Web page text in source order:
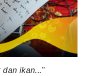
dan ikan..."